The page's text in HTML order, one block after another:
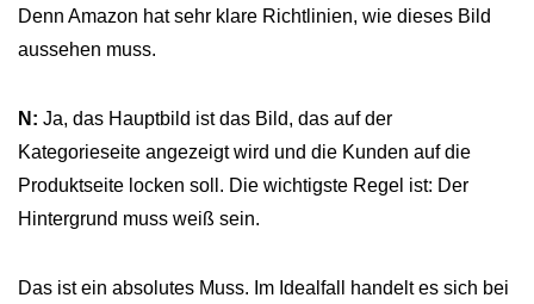
Denn Amazon hat sehr klare Richtlinien, wie dieses Bild
aussehen muss.
N: Ja, das Hauptbild ist das Bild, das auf der
Kategorieseite angezeigt wird und die Kunden auf die
Produktseite locken soll. Die wichtigste Regel ist: Der
Hintergrund muss weiß sein.
Das ist ein absolutes Muss. Im Idealfall handelt es sich bei